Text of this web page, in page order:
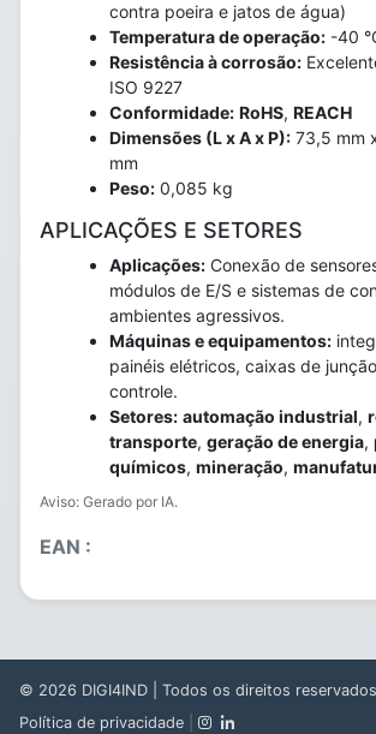
contra poeira e jatos de água)
Temperatura de operação: -40
Resistência à corrosão:
ISO 9227
Conformidade: RoHS, REACH
Dimensões (L x A x P): 73,5 mm
mm
Peso: 0,085 kg
APLICAÇÕES E SETORES
Aplicações: Conexão de
módulos de E/S e sistemas de
ambientes agressivos.
Máquinas e equipamentos:
painéis elétricos, caixas de
controle.
Setores: automação industrial,
transporte, geração de energia,
químicos, mineração,
Aviso: Gerado por IA.
EAN :
© 2026 DIGI4IND | Todos os direitos
Política de privacidade